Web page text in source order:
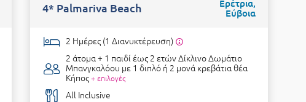
4* Palmariva Beach
Ερέτρια,
Εύβοια
2 Ημέρες (1 Διανυκτέρευση)
2 άτομα + 1 παιδί έως 2 ετώνΔίκλινο Δωμάτιο
Μπανγκαλόου με 1 διπλό ή 2 μονά κρεβάτια θέα
Κήπος + επιλογές
All Inclusive